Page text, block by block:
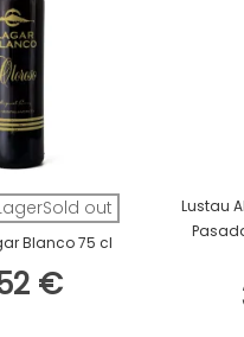
out
Blanco 75 cl
€
Lustau